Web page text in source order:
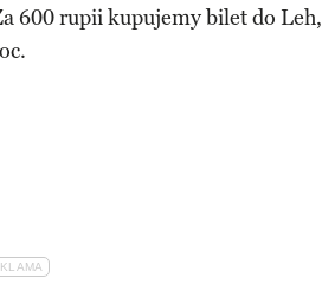
600 rupii kupujemy bilet do Leh,